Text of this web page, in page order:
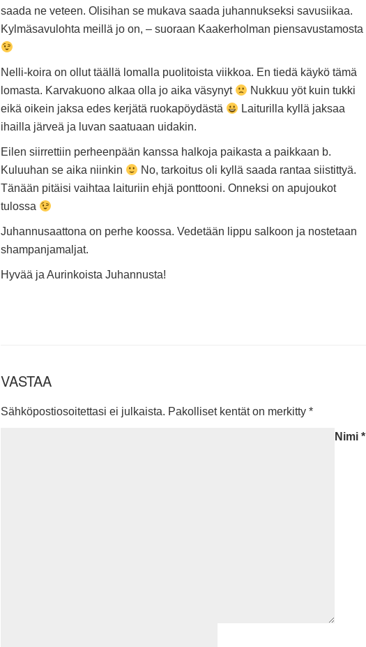
saada ne veteen. Olisihan se mukava saada juhannukseksi savusiikaa.
Kylmäsavulohta meillä jo on, – suoraan Kaakerholman piensavustamosta
Nelli-koira on ollut täällä lomalla puolitoista viikkoa. En tiedä käykö tämä
lomasta. Karvakuono alkaa olla jo aika väsynyt
Nukkuu yöt kuin tukki
eikä oikein jaksa edes kerjätä ruokapöydästä
Laiturilla kyllä jaksaa
ihailla järveä ja luvan saatuaan uidakin.
Eilen siirrettiin perheenpään kanssa halkoja paikasta a paikkaan b.
Kuluuhan se aika niinkin
No, tarkoitus oli kyllä saada rantaa siistittyä.
Tänään pitäisi vaihtaa laituriin ehjä ponttooni. Onneksi on apujoukot
tulossa
Juhannusaattona on perhe koossa. Vedetään lippu salkoon ja nostetaan
shampanjamaljat.
Hyvää ja Aurinkoista Juhannusta!
VASTAA
Sähköpostiosoitettasi ei julkaista. Pakolliset kentät on merkitty *
Nimi *